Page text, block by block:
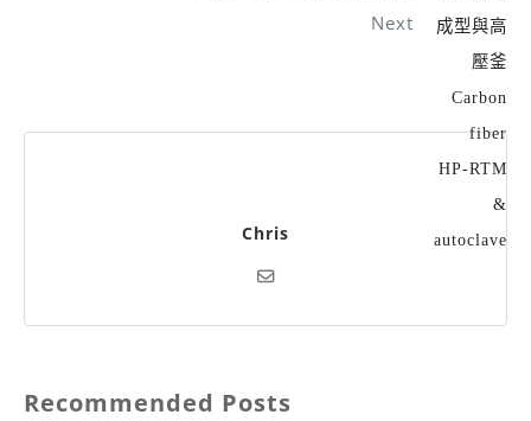
Next
Chris
Recommended Posts